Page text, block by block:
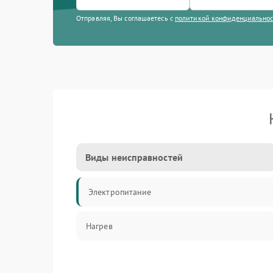
Отправляя, Вы соглашаетесь с политикой
Виды неисправностей
Электропитание
Нагрев